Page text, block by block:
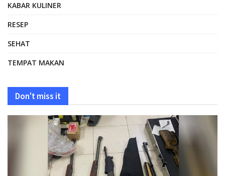
KABAR KULINER
RESEP
SEHAT
TEMPAT MAKAN
Don't miss it